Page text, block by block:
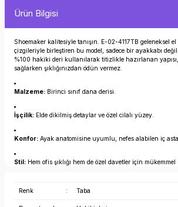
Ürün Bilgisi
Shoemaker kalitesiyle tanışın. E-02-4117TB geleneksel
çizgileriyle birleştiren bu model, sadece bir ayakkabı
%100 hakiki deri kullanılarak titizlikle hazırlanan
sağlarken şıklığınızdan ödün vermez.
Malzeme: Birinci sınıf dana derisi.
İşçilik: Elde dikilmiş detaylar ve özel cilalı yüzey.
Konfor: Ayak anatomisine uyumlu, nefes alabilen iç
Stil: Hem ofis şıklığı hem de özel davetler için mükemmel
Renk : Taba